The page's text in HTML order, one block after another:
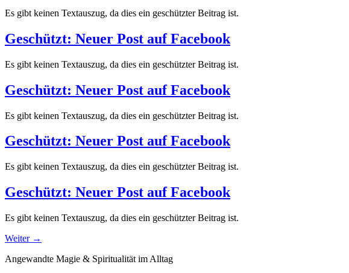
Es gibt keinen Textauszug, da dies ein geschützter Beitrag ist.
Geschützt: Neuer Post auf Facebook
Es gibt keinen Textauszug, da dies ein geschützter Beitrag ist.
Geschützt: Neuer Post auf Facebook
Es gibt keinen Textauszug, da dies ein geschützter Beitrag ist.
Geschützt: Neuer Post auf Facebook
Es gibt keinen Textauszug, da dies ein geschützter Beitrag ist.
Geschützt: Neuer Post auf Facebook
Es gibt keinen Textauszug, da dies ein geschützter Beitrag ist.
Weiter →
Angewandte Magie & Spiritualität im Alltag